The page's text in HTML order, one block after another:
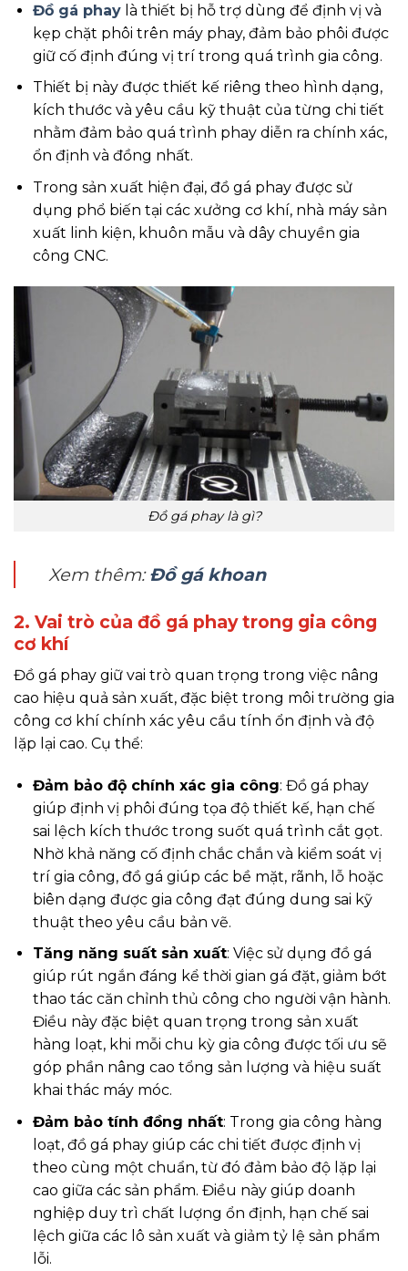
Đồ gá phaylà thiết bị hỗ trợ dùng để định vị và
kẹp chặt phôi trên máy phay, đảm bảo phôi được
giữ cố định đúng vị trí trong quá trình gia công.
Thiết bị này được thiết kế riêng theo hình dạng,
kích thước và yêu cầu kỹ thuật của từng chi tiết
nhằm đảm bảo quá trình phay diễn ra chính xác,
ổn định và đồng nhất.
Trong sản xuất hiện đại, đồ gá phay được sử
dụng phổ biến tại các xưởng cơ khí, nhà máy sản
xuất linh kiện, khuôn mẫu và dây chuyền gia
công CNC.
Đồ gá phay là gì?
Xem thêm:Đồ gá khoan
2. Vai trò của đồ gá phay trong gia công
cơ khí
Đồ gá phay giữ vai trò quan trọng trong việc nâng
cao hiệu quả sản xuất, đặc biệt trong môi trường gia
công cơ khí chính xác yêu cầu tính ổn định và độ
lặp lại cao. Cụ thể:
Đảm bảo độ chính xác gia công: Đồ gá phay
giúp định vị phôi đúng tọa độ thiết kế, hạn chế
sai lệch kích thước trong suốt quá trình cắt gọt.
Nhờ khả năng cố định chắc chắn và kiểm soát vị
trí gia công, đồ gá giúp các bề mặt, rãnh, lỗ hoặc
biên dạng được gia công đạt đúng dung sai kỹ
thuật theo yêu cầu bản vẽ.
Tăng năng suất sản xuất: Việc sử dụng đồ gá
giúp rút ngắn đáng kể thời gian gá đặt, giảm bớt
thao tác căn chỉnh thủ công cho người vận hành.
Điều này đặc biệt quan trọng trong sản xuất
hàng loạt, khi mỗi chu kỳ gia công được tối ưu sẽ
góp phần nâng cao tổng sản lượng và hiệu suất
khai thác máy móc.
Đảm bảo tính đồng nhất: Trong gia công hàng
loạt, đồ gá phay giúp các chi tiết được định vị
theo cùng một chuẩn, từ đó đảm bảo độ lặp lại
cao giữa các sản phẩm. Điều này giúp doanh
nghiệp duy trì chất lượng ổn định, hạn chế sai
lệch giữa các lô sản xuất và giảm tỷ lệ sản phẩm
lỗi.